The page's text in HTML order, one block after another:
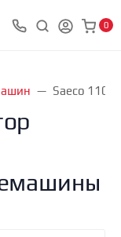
0
Saeco